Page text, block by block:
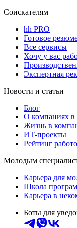
Соискателям
hh PRO
Готовое резюме
Все сервисы
Хочу у вас
Экспертная
Новости и статьи
Блог
О компаниях в
Жизнь в
ИТ-проекты
Рейтинг
Молодым
Карьера для
Школа
Карьера в
Боты для